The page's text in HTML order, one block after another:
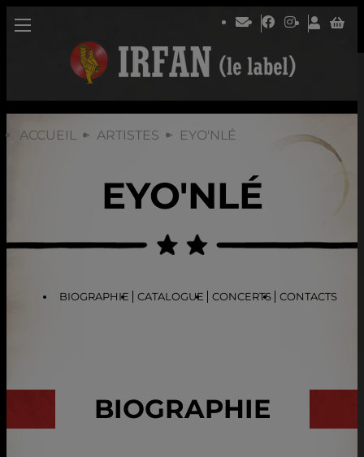
ACCUEIL ARTISTES EYO'NLÉ
EYO'NLÉ
BIOGRAPHIE CATALOGUE CONCERTS CONTACTS
BIOGRAPHIE